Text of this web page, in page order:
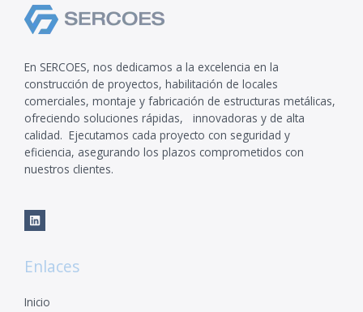
En SERCOES, nos dedicamos a la excelencia en la
construcción de proyectos, habilitación de locales
comerciales, montaje y fabricación de estructuras metálicas,
ofreciendo soluciones rápidas, innovadoras y de alta
calidad. Ejecutamos cada proyecto con seguridad y
eficiencia, asegurando los plazos comprometidos con
nuestros clientes.
Enlaces
Inicio